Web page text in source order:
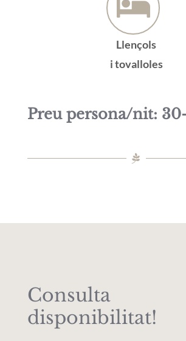
Llençols
i tovalloles
Preu persona/nit:
Consulta
disponibilitat!